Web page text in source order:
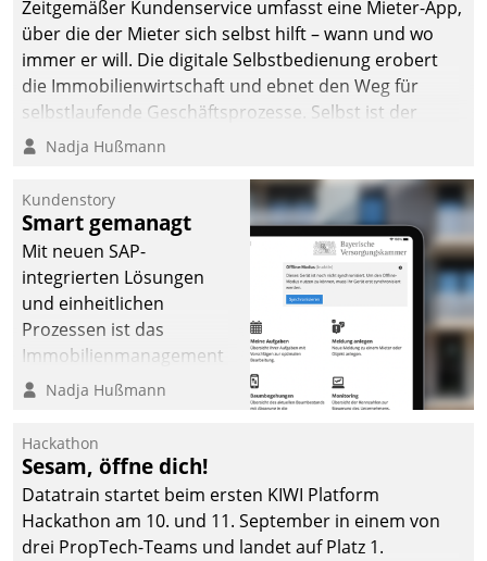
Zeitgemäßer Kundenservice umfasst eine Mieter-App,
über die der Mieter sich selbst hilft – wann und wo
immer er will. Die digitale Selbstbedienung erobert
die Immobilienwirtschaft und ebnet den Weg für
selbstlaufende Geschäftsprozesse. Selbst ist der
Kunde und smart der Serviceanbieter.
Nadja Hußmann
Kundenstory
Smart gemanagt
Mit neuen SAP-
integrierten Lösungen
und einheitlichen
Prozessen ist das
Immobilienmanagement
der Bayerischen
Ressort Kapitalanlage für
künftige Aufgaben und
Herausforderungen
gerüstet.
Nadja Hußmann
Hackathon
Sesam, öffne dich!
Datatrain startet beim ersten KIWI Platform
Hackathon am 10. und 11. September in einem von
drei PropTech-Teams und landet auf Platz 1.